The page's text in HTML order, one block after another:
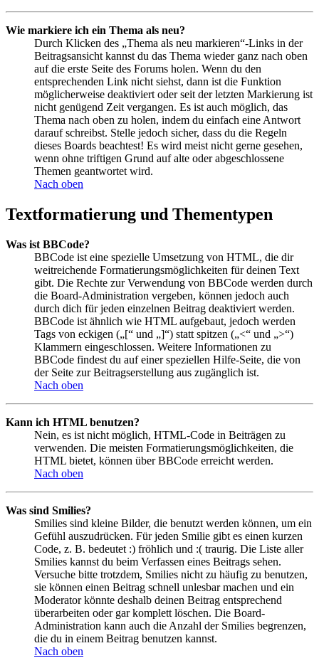
Wie markiere ich ein Thema als neu?
Durch Klicken des „Thema als neu markieren“-Links in der
Beitragsansicht kannst du das Thema wieder ganz nach oben
auf die erste Seite des Forums holen. Wenn du den
entsprechenden Link nicht siehst, dann ist die Funktion
möglicherweise deaktiviert oder seit der letzten Markierung ist
nicht genügend Zeit vergangen. Es ist auch möglich, das
Thema nach oben zu holen, indem du einfach eine Antwort
darauf schreibst. Stelle jedoch sicher, dass du die Regeln
dieses Boards beachtest! Es wird meist nicht gerne gesehen,
wenn ohne triftigen Grund auf alte oder abgeschlossene
Themen geantwortet wird.
Nach oben
Textformatierung und Thementypen
Was ist BBCode?
BBCode ist eine spezielle Umsetzung von HTML, die dir
weitreichende Formatierungsmöglichkeiten für deinen Text
gibt. Die Rechte zur Verwendung von BBCode werden durch
die Board-Administration vergeben, können jedoch auch
durch dich für jeden einzelnen Beitrag deaktiviert werden.
BBCode ist ähnlich wie HTML aufgebaut, jedoch werden
Tags von eckigen („[“ und „]“) statt spitzen („<“ und „>“)
Klammern eingeschlossen. Weitere Informationen zu
BBCode findest du auf einer speziellen Hilfe-Seite, die von
der Seite zur Beitragserstellung aus zugänglich ist.
Nach oben
Kann ich HTML benutzen?
Nein, es ist nicht möglich, HTML-Code in Beiträgen zu
verwenden. Die meisten Formatierungsmöglichkeiten, die
HTML bietet, können über BBCode erreicht werden.
Nach oben
Was sind Smilies?
Smilies sind kleine Bilder, die benutzt werden können, um ein
Gefühl auszudrücken. Für jeden Smilie gibt es einen kurzen
Code, z. B. bedeutet :) fröhlich und :( traurig. Die Liste aller
Smilies kannst du beim Verfassen eines Beitrags sehen.
Versuche bitte trotzdem, Smilies nicht zu häufig zu benutzen,
sie können einen Beitrag schnell unlesbar machen und ein
Moderator könnte deshalb deinen Beitrag entsprechend
überarbeiten oder gar komplett löschen. Die Board-
Administration kann auch die Anzahl der Smilies begrenzen,
die du in einem Beitrag benutzen kannst.
Nach oben